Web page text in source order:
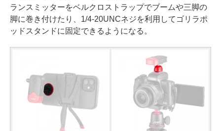
ランスミッターをベルクロストラップでブームや三脚の
脚に巻き付けたり、1/4-20UNCネジを利用してゴリラポ
ッドスタンドに固定できるようになる。